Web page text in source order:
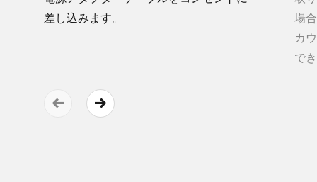
差し込みます。
場
カ
で